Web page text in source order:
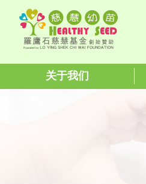
关于我们